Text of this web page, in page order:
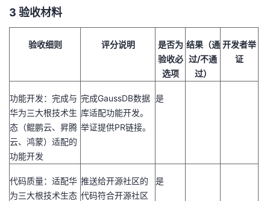
3 验收材料
验收细则 评分说明
是否为
验收必
选项
结果（通
过/不通
过）
开发者举
证
功能开发：完成与
华为三大根技术生
态（鲲鹏云、昇腾
云、鸿蒙）适配的
功能开发
完成GaussDB数据
库适配功能开发。
举证提供PR链接。
是
代码质量：适配华
为三大根技术生态
推送给开源社区的
代码符合开源社区
是